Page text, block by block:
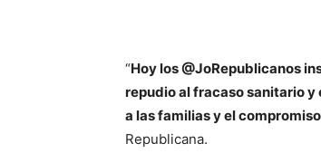
“Hoy los @JoRepublicanos
repudio al fracaso sanitario y
a las familias y el
Republicana.